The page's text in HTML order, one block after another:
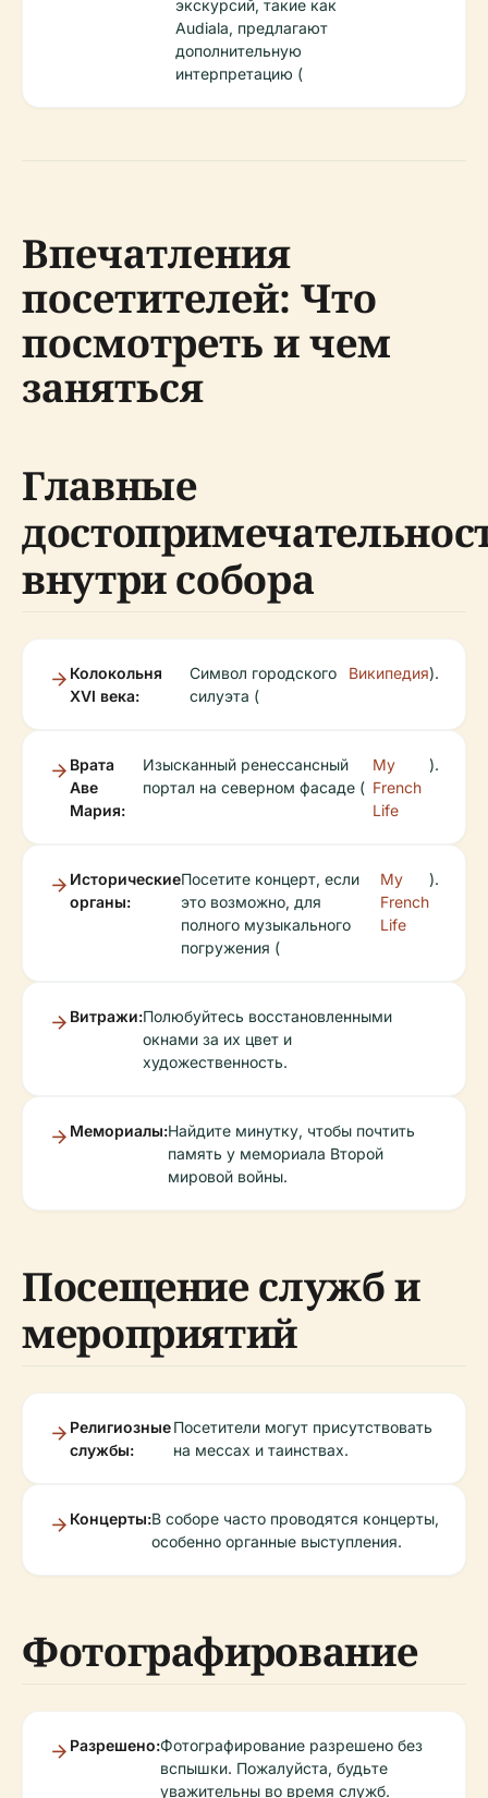
экскурсий, такие как
Audiala, предлагают
дополнительную
интерпретацию (
Впечатления
посетителей: Что
посмотреть и чем
заняться
Главные
внутри собора
Колокольня
XVI века:
Символ городского
силуэта (
Википедия).
Врата
Аве
Мария:
Изысканный ренессансный
портал на северном фасаде (
My
French
Life
).
Исторические
органы:
Посетите концерт, если
это возможно, для
полного музыкального
погружения (
My
French
Life
).
Витражи:Полюбуйтесь восстановленными
окнами за их цвет и
художественность.
Мемориалы:Найдите минутку, чтобы почтить
память у мемориала Второй
мировой войны.
Посещение служб и
мероприятий
Религиозные
службы:
Посетители могут присутствовать
на мессах и таинствах.
Концерты:В соборе часто проводятся концерты,
особенно органные выступления.
Фотографирование
Разрешено:Фотографирование разрешено без
вспышки. Пожалуйста, будьте
уважительны во время служб.